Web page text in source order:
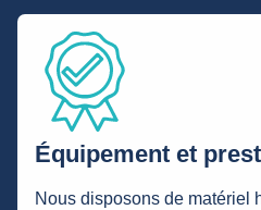
Équipement et
Nous disposons de matériel